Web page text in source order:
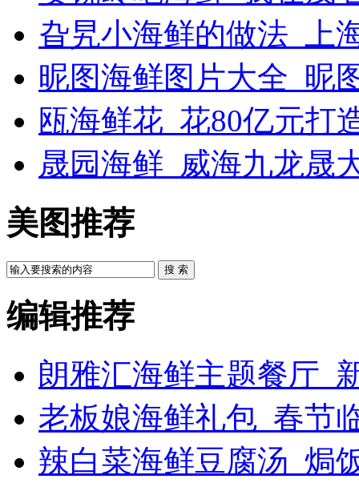
旮旯小海鲜的做法_上
昵图海鲜图片大全_昵
瓯海鲜花_花80亿元打
晟园海鲜_威海九龙晟
美图推荐
搜 索
编辑推荐
朗雅汇海鲜主题餐厅_
老板娘海鲜礼包_春节
辣白菜海鲜豆腐汤_焗